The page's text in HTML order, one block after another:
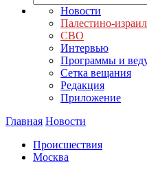
Новости
Палестино-
СВО
Интервью
Программы и
Сетка вещания
Редакция
Приложение
Главная Новости
Происшествия
Москва